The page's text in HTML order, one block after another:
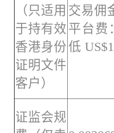
（只适用
于持有效
香港身份
证明文件
客户）
交易佣
平台费
低
证监会规